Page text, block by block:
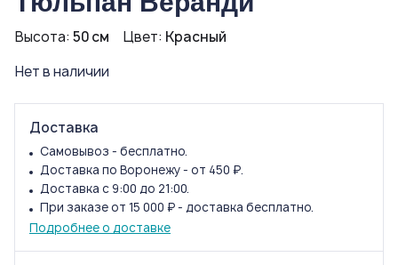
Высота: 50 см Цвет: Красный
Нет в наличии
Доставка
Самовывоз - бесплатно.
Доставка по Воронежу - от 450 ₽.
Доставка с 9:00 до 21:00.
При заказе от 15 000 ₽ - доставка бесплатно.
Подробнее о доставке